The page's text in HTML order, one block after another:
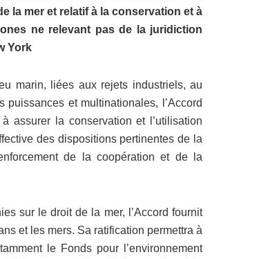
la mer et relatif à la conservation et à
ne relevant pas de la juridiction
York
marin, liées aux rejets industriels, au
et multinationales, l’Accord
assurer la conservation et l’utilisation
des dispositions pertinentes de la
de la coopération et de la
sur le droit de la mer, l’Accord fournit
et les mers. Sa ratification permettra à
le Fonds pour l’environnement